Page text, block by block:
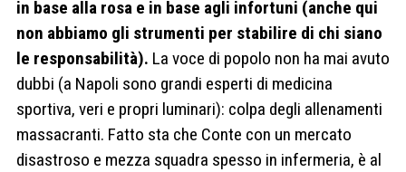
in base alla rosa e in base agli infortuni (anche qui
non abbiamo gli strumenti per stabilire di chi siano
le responsabilità). La voce di popolo non ha mai avuto
dubbi (a Napoli sono grandi esperti di medicina
sportiva, veri e propri luminari): colpa degli allenamenti
massacranti. Fatto sta che Conte con un mercato
disastroso e mezza squadra spesso in infermeria, è al